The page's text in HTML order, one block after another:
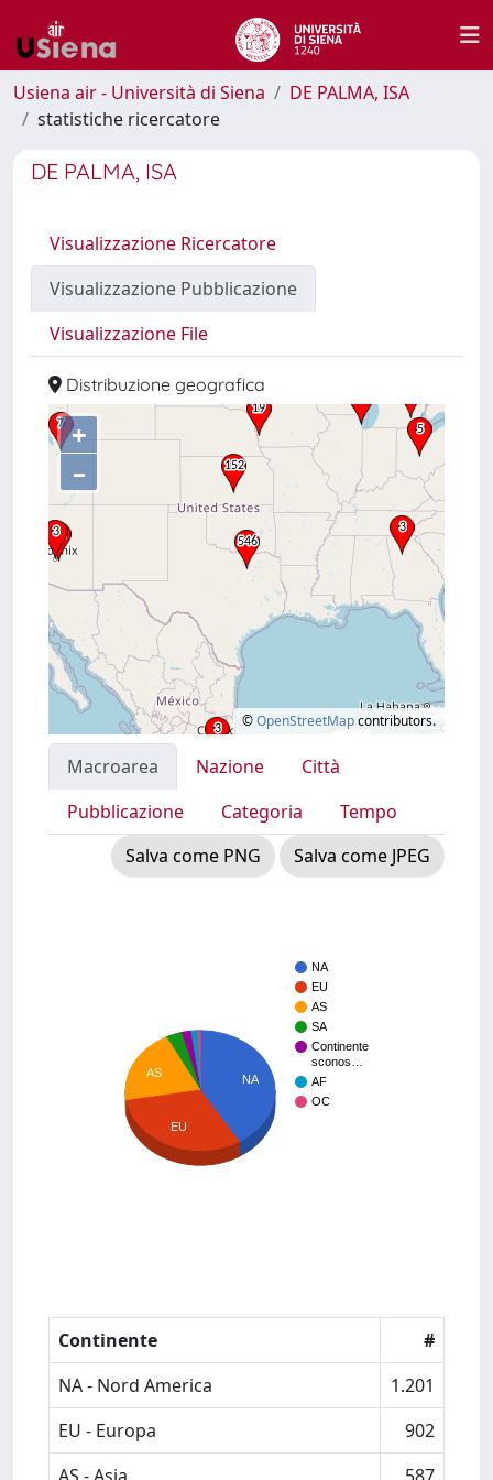
Usiena air - Università di Siena
DE PALMA, ISA
statistiche ricercatore
DE PALMA, ISA
Visualizzazione Ricercatore
Visualizzazione Pubblicazione
Visualizzazione File
Distribuzione geografica
+
–
©OpenStreetMapcontributors.
Macroarea Nazione
Città
Pubblicazione
Categoria
Tempo
Salva come PNG
Salva come JPEG
NA
EU
AS
SA
Continente
sconos…
AF
OC
NA
AS
EU
Continente
#
NA - Nord America
1.201
EU - Europa
902